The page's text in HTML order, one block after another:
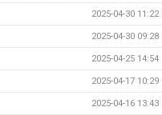
2025-04-30 11:22
2025-04-30 09:28
2025-04-25 14:54
2025-04-17 10:29
2025-04-16 13:43